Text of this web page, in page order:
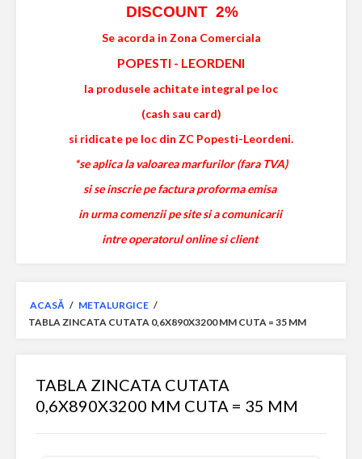
DISCOUNT 2%
Se acorda in Zona Comerciala
POPESTI - LEORDENI
la produsele achitate integral pe loc
(cash sau card)
si ridicate pe loc din ZC Popesti-Leordeni.
*se aplica la valoarea marfurilor (fara TVA)
si se inscrie pe factura proforma emisa
in urma comenzii pe site si a comunicarii
intre operatorul online si client
ACASĂ / METALURGICE /
TABLA ZINCATA CUTATA 0,6X890X3200 MM CUTA = 35 MM
TABLA ZINCATA CUTATA
0,6X890X3200 MM CUTA = 35 MM